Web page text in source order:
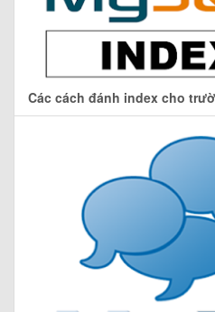
Các cách đánh index cho